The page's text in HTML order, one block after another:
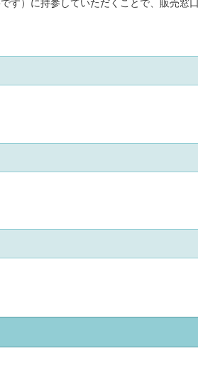
す）に持参していただくことで、販売窓